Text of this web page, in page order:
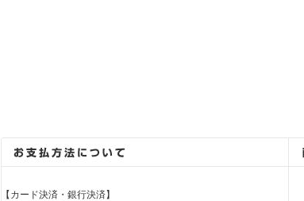
【カード決済・銀行決済】